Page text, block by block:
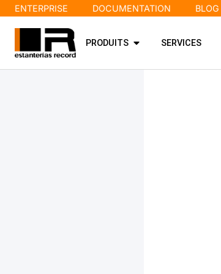
ENTERPRISE DOCUMENTATION BLOG
PRODUITS SERVICES